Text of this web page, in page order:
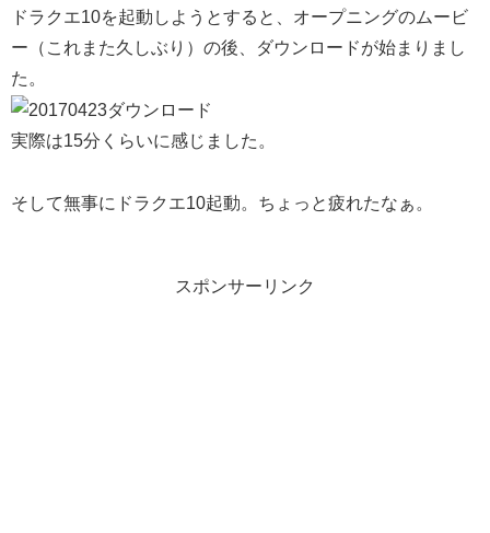
ドラクエ10を起動しようとすると、オープニングのムービ
ー（これまた久しぶり）の後、ダウンロードが始まりまし
た。
実際は15分くらいに感じました。
そして無事にドラクエ10起動。ちょっと疲れたなぁ。
スポンサーリンク